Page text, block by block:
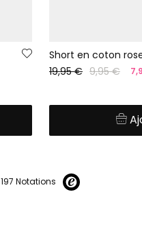
Short en coton
19,95 € 9,95 €
197 Notations